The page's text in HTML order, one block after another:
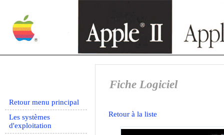
Retour menu principal
Les systèmes
d'exploitation
Fiche Logiciel
Retour à la liste